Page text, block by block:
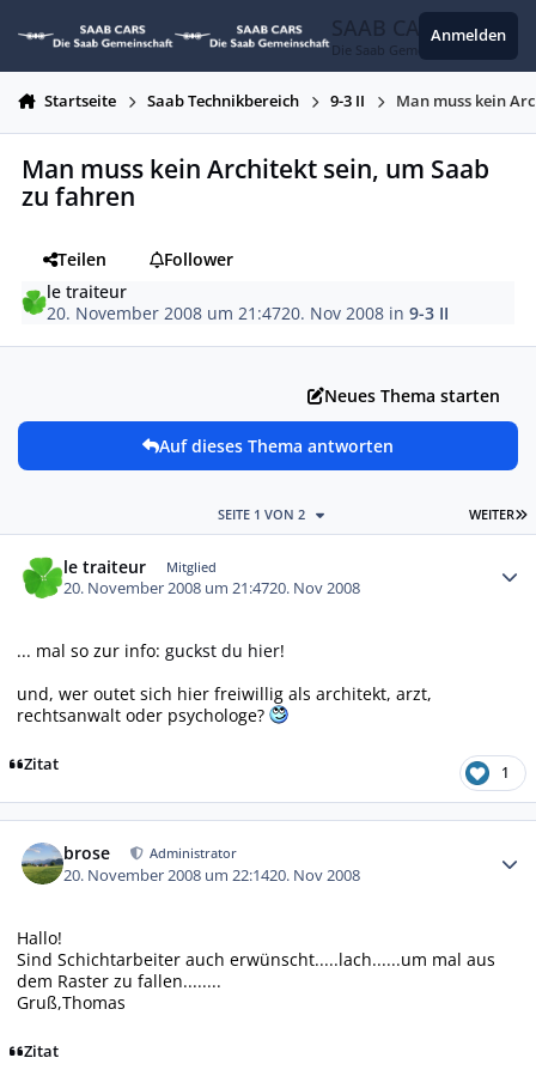
SAAB CARS
Die Saab Gemeinschaft
Anmelden
Startseite Saab Technikbereich 9-3 II Man muss kein
Man muss kein Architekt sein, um Saab
zu fahren
Teilen
Follower
le traiteur
20. November 2008 um 21:4720. Nov 2008 in9-3 II
Neues Thema starten
Auf dieses Thema antworten
WEITER
SEITE 1 VON 2
le traiteur Mitglied
20. November 2008 um 21:4720. Nov 2008
... mal so zur info: guckst du hier!
und, wer outet sich hier freiwillig als architekt, arzt,
rechtsanwalt oder psychologe?
Zitat 1
brose Administrator
20. November 2008 um 22:1420. Nov 2008
Hallo!
Sind Schichtarbeiter auch erwünscht.....lach......um mal aus
dem Raster zu fallen........
Gruß,Thomas
Zitat